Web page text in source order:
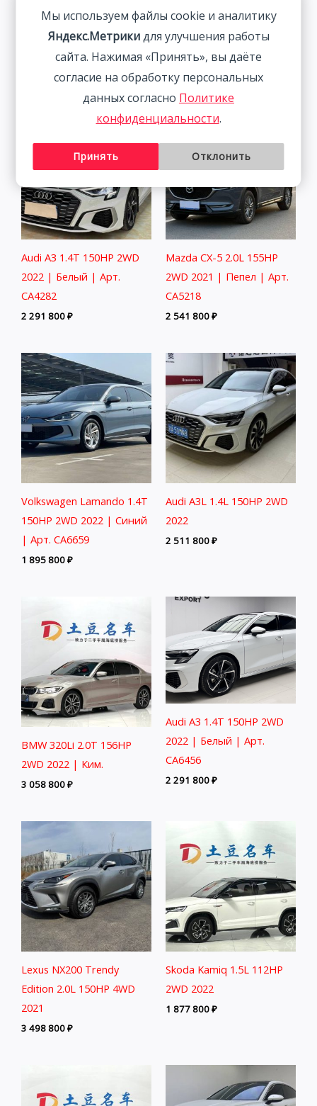
Luxury Intelligent
Connection Edition 1.4T
150HP 2WD 2022
2 401 800₽
2WD 2021
1 833 800₽
Audi A3 1.4T 150HP 2WD
2022 | Белый | Арт.
CA4282
2 291 800₽
Mazda CX-5 2.0L 155HP
2WD 2021 | Пепел | Арт.
CA5218
2 541 800₽
Volkswagen Lamando 1.4T
150HP 2WD 2022 | Синий
| Арт. CA6659
1 895 800₽
Audi A3L 1.4L 150HP 2WD
2022
2 511 800₽
BMW 320Li 2.0T 156HP
2WD 2022 | Ким.
3 058 800₽
Audi A3 1.4T 150HP 2WD
2022 | Белый | Арт.
CA6456
2 291 800₽
Lexus NX200 Trendy
Edition 2.0L 150HP 4WD
2021
3 498 800₽
Skoda Kamiq 1.5L 112HP
2WD 2022
1 877 800₽
Мы используем файлы cookie и аналитику
Яндекс.Метрикидля улучшения работы
сайта. Нажимая «Принять», вы даёте
согласие на обработку персональных
данных согласно Политике
конфиденциальности.
Принять Отклонить